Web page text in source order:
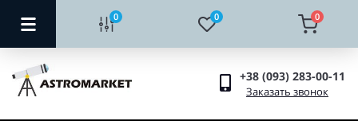
0 0 0
+38 (093) 283-00-11
Заказать звонок